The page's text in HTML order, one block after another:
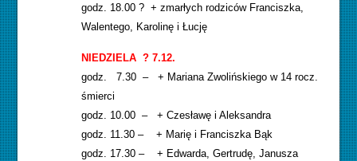
godz. 18.00 ? + zmarłych rodziców Franciszka,
Walentego, Karolinę i Łucję
NIEDZIELA ? 7.12.
godz. 7.30 – + Mariana Zwolińskiego w 14 rocz.
śmierci
godz. 10.00 – + Czesławę i Aleksandra
godz. 11.30 – + Marię i Franciszka Bąk
godz. 17.30 – + Edwarda, Gertrudę, Janusza